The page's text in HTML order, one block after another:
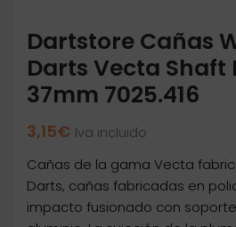
Dartstore Cañas
Darts Vecta Shaft
37mm 7025.416
3,15€ Iva incluido
Cañas de la gama Vecta
Darts, cañas fabricadas en
impacto fusionado con